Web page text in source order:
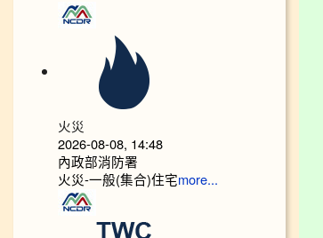
火災
2026-08-08, 14:48
內政部消防署
火災-一般(集合)住宅more...